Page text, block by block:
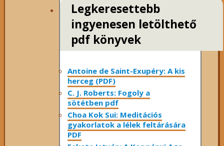
Legkeresettebb
ingyenesen letölthető
pdf könyvek
Antoine de Saint-Exupéry: A kis
herceg (PDF)
C. J. Roberts: Fogoly a
sötétben pdf
Choa Kok Sui: Meditációs
gyakorlatok a lélek feltárására
PDF